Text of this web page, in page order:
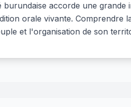
burundaise accorde une
orale vivante. Comprendre
et l'organisation de son